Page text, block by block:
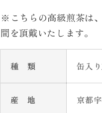
※こちらの高級煎茶は
間を頂戴いたします。
種 類 缶入
産 地 京都